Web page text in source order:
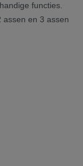
functies.
assen en 3 assen